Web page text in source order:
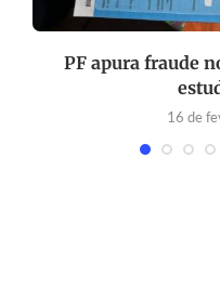
PF apura fraude
16 de